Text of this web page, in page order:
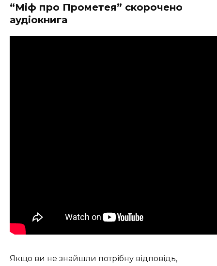
“Міф про Прометея” скорочено
аудіокнига
Якщо ви не знайшли потрібну відповідь,